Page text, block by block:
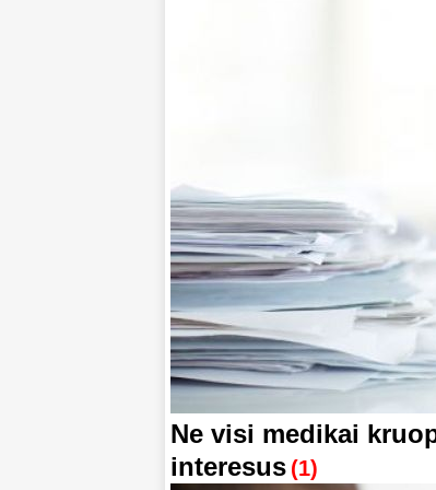
Ne visi medikai
interesus (1)